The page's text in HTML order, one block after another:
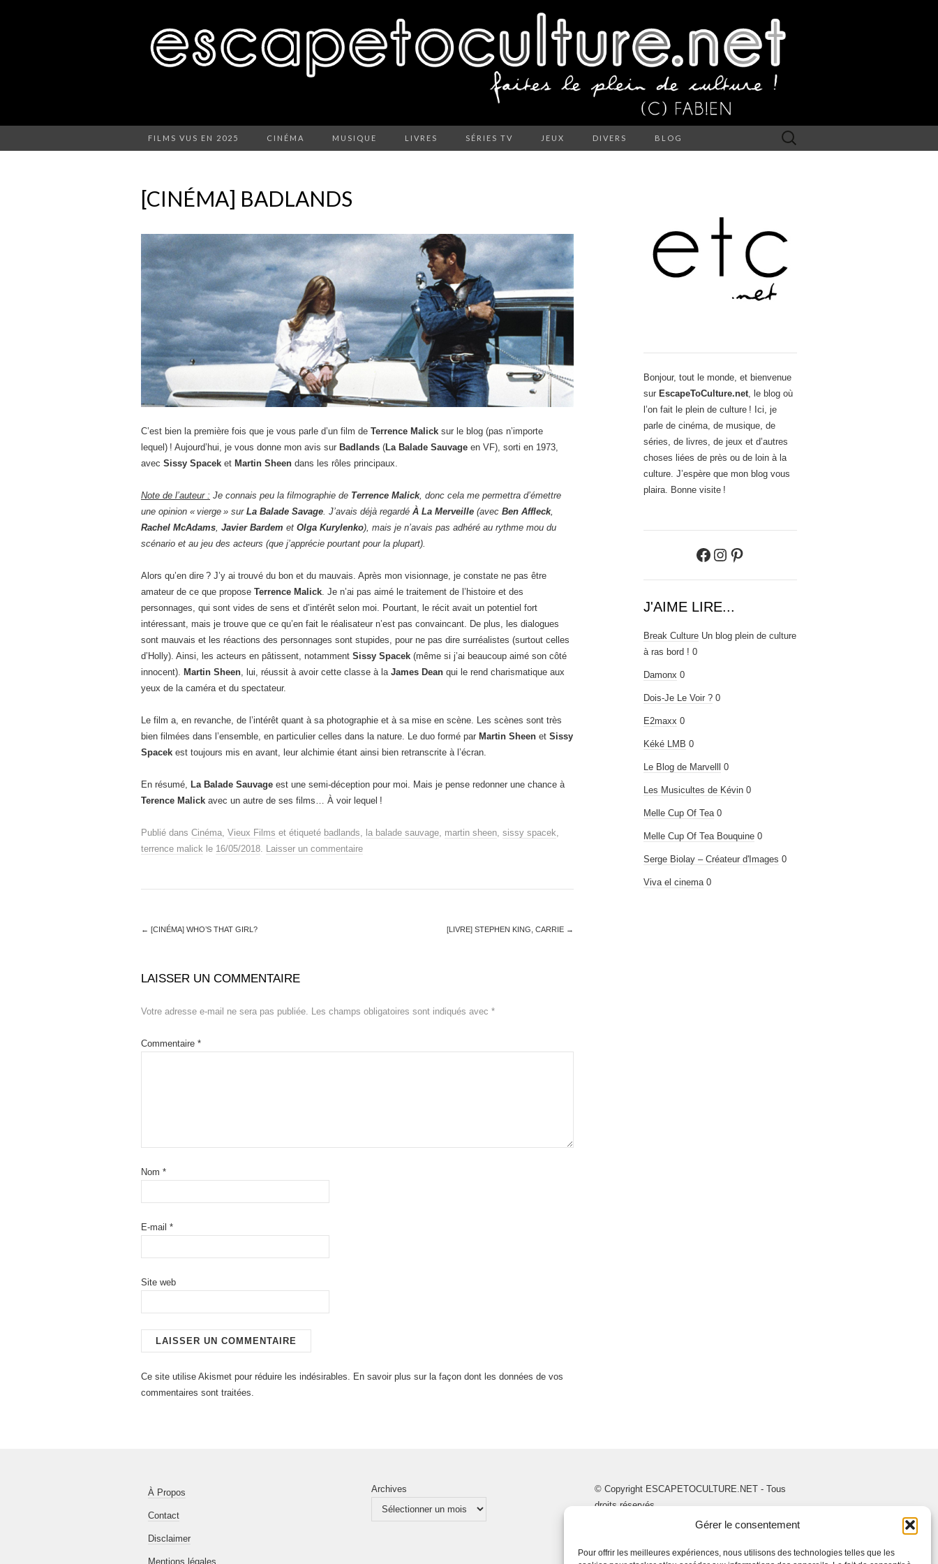
Gérer le consentement
Pour offrir les meilleures expériences, nous utilisons des technologies telles que les
FILMS VUS EN 2025 CINÉMA MUSIQUE LIVRES SÉRIES TV JEUX DIVERS BLOG Rechercher :
[CINÉMA] BADLANDS
C’est bien la première fois que je vous parle d’un film de Terrence Malick sur le blog (pas n’importe
lequel) ! Aujourd’hui, je vous donne mon avis sur Badlands ( La Balade Sauvage en VF), sorti en 1973,
avec Sissy Spacek et Martin Sheen dans les rôles principaux.
Note de l’auteur : Je connais peu la filmographie de Terrence Malick, donc cela me permettra d’émettre
une opinion « vierge » sur La Balade Savage . J’avais déjà regardé À La Merveille (avec Ben Affleck,
Rachel McAdams Javier Bardem et Olga Kurylenko), mais je n’avais pas adhéré au rythme mou du
scénario et au jeu des acteurs (que j’apprécie pourtant pour la plupart).
Alors qu’en dire ? J’y ai trouvé du bon et du mauvais. Après mon visionnage, je constate ne pas être
amateur de ce que propose Terrence Malick . Je n’ai pas aimé le traitement de l’histoire et des
personnages, qui sont vides de sens et d’intérêt selon moi. Pourtant, le récit avait un potentiel fort
intéressant, mais je trouve que ce qu’en fait le réalisateur n’est pas convaincant. De plus, les dialogues
sont mauvais et les réactions des personnages sont stupides, pour ne pas dire surréalistes (surtout celles
d’Holly). Ainsi, les acteurs en pâtissent, notamment Sissy Spacek (même si j’ai beaucoup aimé son côté
innocent).
Martin Sheen , lui, réussit à avoir cette classe à la James Dean qui le rend charismatique aux
yeux de la caméra et du spectateur.
Le film a, en revanche, de l’intérêt quant à sa photographie et à sa mise en scène. Les scènes sont très
bien filmées dans l’ensemble, en particulier celles dans la nature. Le duo formé par Martin Sheen et Sissy
Spacek est toujours mis en avant, leur alchimie étant ainsi bien retranscrite à l’écran.
En résumé, La Balade Sauvage est une semi-déception pour moi. Mais je pense redonner une chance à
Terence Malick avec un autre de ses films… À voir lequel !
Publié dans Cinéma Vieux Films et étiqueté badlands la balade sauvage martin sheen sissy spacek
terrence malick le 16/05/2018 Laisser un commentaire
← [CINÉMA] WHO’S THAT GIRL? [LIVRE] STEPHEN KING, CARRIE →
LAISSER UN COMMENTAIRE
Votre adresse e-mail ne sera pas publiée. Les champs obligatoires sont indiqués avec *
Commentaire *
Nom *
E-mail *
Site web
Ce site utilise Akismet pour réduire les indésirables.
En savoir plus sur la façon dont les données de vos
commentaires sont traitées
Bonjour, tout le monde, et bienvenue
sur EscapeToCulture.net , le blog où
l’on fait le plein de culture ! Ici, je
parle de cinéma, de musique, de
séries, de livres, de jeux et d’autres
choses liées de près ou de loin à la
culture. J’espère que mon blog vous
plaira. Bonne visite !
Facebook
Instagram
Pinterest
J'AIME LIRE...
Break Culture Un blog plein de culture
à ras bord ! 0
Damonx 0
Dois-Je Le Voir ? 0
E2maxx 0
Kéké LMB 0
Le Blog de Marvelll 0
Les Musicultes de Kévin 0
Melle Cup Of Tea 0
Melle Cup Of Tea Bouquine 0
Serge Biolay – Créateur d'Images 0
Viva el cinema 0
À Propos
Contact
Disclaimer
Mentions légales
Archives
© Copyright ESCAPETOCULTURE.NET - Tous
droits réservés.